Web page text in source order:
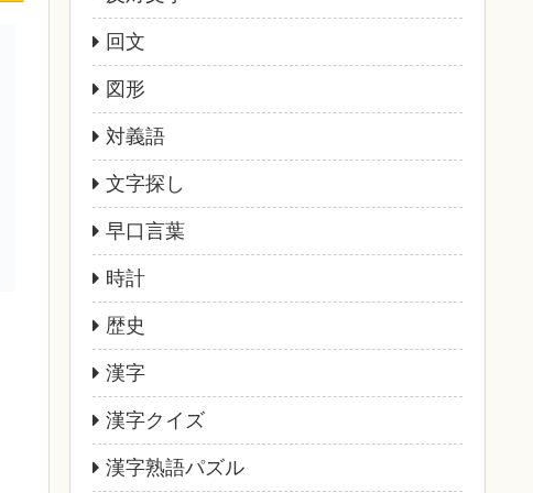
回文
図形
対義語
文字探し
早口言葉
時計
歴史
漢字
漢字クイズ
漢字熟語パズル